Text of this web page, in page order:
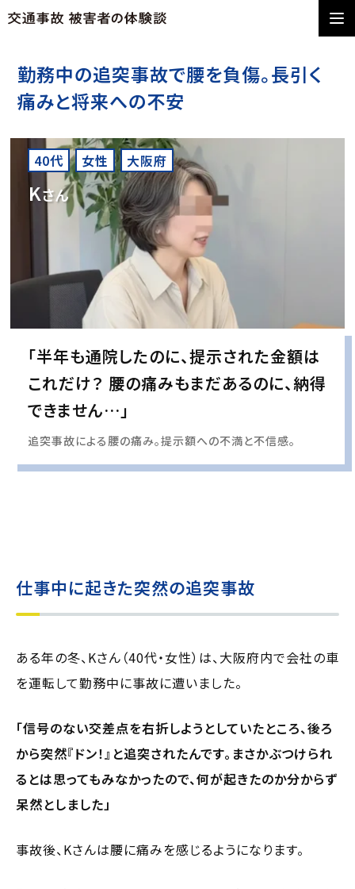
勤務中の追突事故で腰を負傷。長引く
痛みと将来への不安
40代 女性 大阪府
Kさん
「半年も通院したのに、提示された金額は
これだけ？ 腰の痛みもまだあるのに、納得
できません…」
追突事故による腰の痛み。提示額への不満と不信感。
仕事中に起きた突然の追突事故
ある年の冬、Kさん（40代・女性）は、大阪府内で会社の車
を運転して勤務中に事故に遭いました。
「信号のない交差点を右折しようとしていたところ、後ろ
から突然『ドン！』と追突されたんです。まさかぶつけられ
るとは思ってもみなかったので、何が起きたのか分からず
呆然としました」
事故後、Kさんは腰に痛みを感じるようになります。